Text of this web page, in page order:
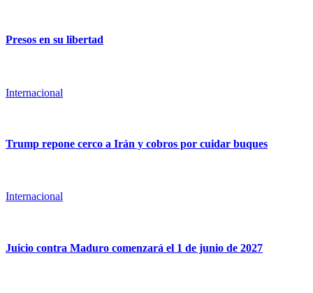
Presos en su libertad
Internacional
Trump repone cerco a Irán y cobros por cuidar buques
Internacional
Juicio contra Maduro comenzará el 1 de junio de 2027